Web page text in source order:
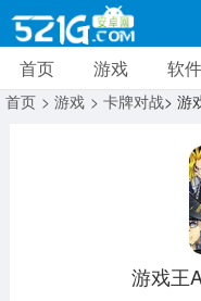
游戏 软件
首页 游戏 软件
首页 > 游戏 > 卡牌对战> 游
游戏王